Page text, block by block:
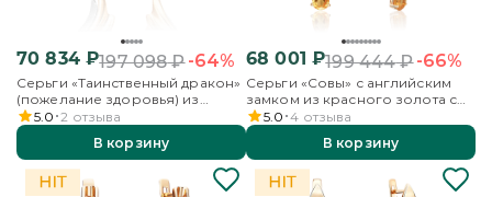
70 834₽197 098₽-64%
Серьги «Таинственный дракон»
(пожелание здоровья) из
комбинированного золота
5.0 2 отзыва
В корзину
68 001 ₽199 444₽-66%
Серьги «Совы» с английским
замком из красного золота с
кварцем дымчатым, цитринами
и эмалью
5.0 4 отзыва
В корзину